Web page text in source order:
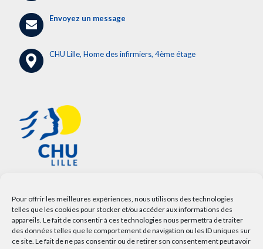
Pour offrir les meilleures expériences, nous utilisons des technologies
telles que les cookies pour stocker et/ou accéder aux informations des
appareils. Le fait de consentir à ces technologies nous permettra de traiter
des données telles que le comportement de navigation ou les ID uniques sur
ce site. Le fait de ne pas consentir ou de retirer son consentement peut avoir
Envoyez un message
CHU Lille, Home des infirmiers, 4ème étage